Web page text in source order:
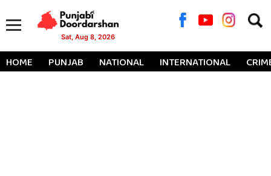
Sat, Aug 8, 2026
for:
HOME PUNJAB NATIONAL INTERNATIONAL